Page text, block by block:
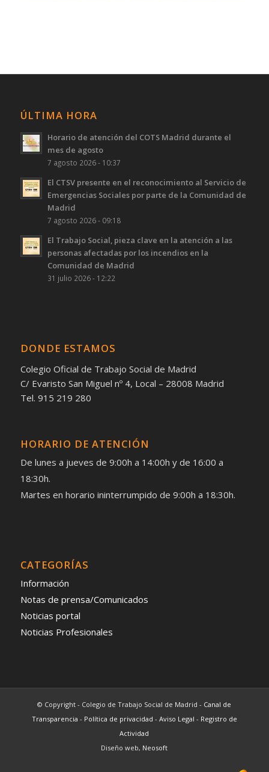
ÚLTIMA HORA
Horario de atención del COTS Madrid durante el
mes de agosto
7 agosto 2026 - 10:37
El CTSV presente en el reconocimiento al Servicio de
Emergencias Sociales por parte de la Comunidad de
Madrid
7 agosto 2026 - 09:18
El Trabajo Social, pieza clave en la atención a las
personas afectadas por los incendios en la
Comunidad de Madrid
31 julio 2026 - 12:22
DONDE ESTAMOS
Colegio Oficial de Trabajo Social de Madrid
C/ Evaristo San Miguel nº 4, Local – 28008 Madrid
Tel. 915 219 280
HORARIO DE ATENCIÓN
De lunes a jueves de 9:00h a 14:00h y de 16:00 a
18:30h.
Martes en horario ininterrumpido de 9:00h a 18:30h.
CATEGORÍAS
Información
Notas de prensa/Comunicados
Noticias portal
Noticias Profesionales
© Copyright - Colegio de Trabajo Social de Madrid - Canal de
Transparencia - Política de privacidad - Aviso Legal - Registro de
Actividad
Diseño web, Neosoft